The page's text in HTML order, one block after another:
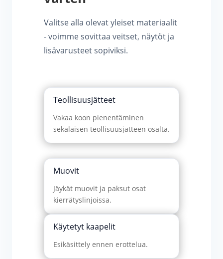
Valitse alla olevat yleiset materiaalit
- voimme sovittaa veitset, näytöt ja
lisävarusteet sopiviksi.
Teollisuusjätteet
Vakaa koon pienentäminen
sekalaisen teollisuusjätteen osalta.
Muovit
Jäykät muovit ja paksut osat
kierrätyslinjoissa.
Käytetyt kaapelit
Esikäsittely ennen erottelua.